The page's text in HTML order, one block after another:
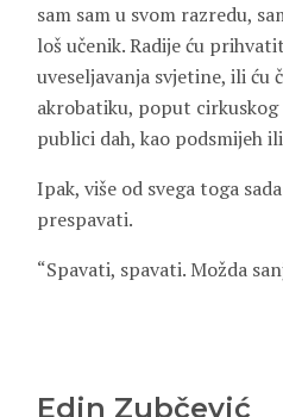
sam sam u svom razredu,
loš učenik. Radije ću
uveseljavanja svjetine, ili ću
akrobatiku, poput
publici dah, kao podsmijeh
Ipak, više od svega toga
prespavati.
“Spavati, spavati. Možda
Edin Zubčević